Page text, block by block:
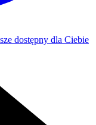
dostępny dla Ciebie